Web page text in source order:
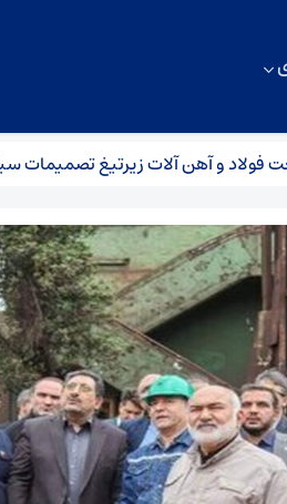
و آهن آلات زیر‌تیغ تصمیمات سیاسی